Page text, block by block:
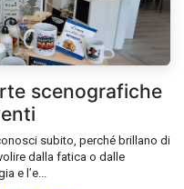
scenografiche
subito, perché brillano di
dalla fatica o dalle
e l’e...